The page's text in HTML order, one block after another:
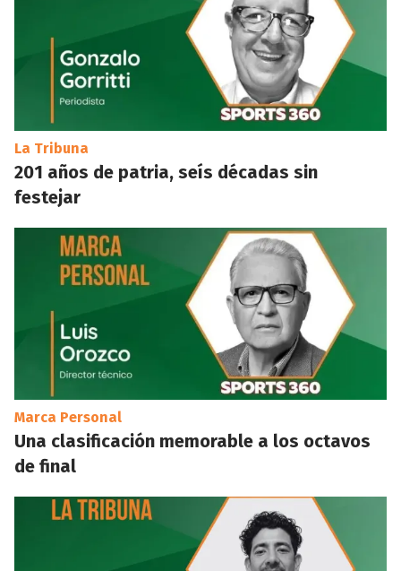
La Tribuna
201 años de patria, seís décadas sin
festejar
Marca Personal
Una clasificación memorable a los octavos
de final